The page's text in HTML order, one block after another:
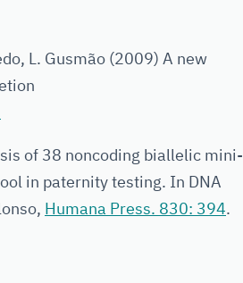
L. Gusmão (2009) A new
of 38 noncoding biallelic mini-
in paternity testing. In DNA
Humana Press. 830: 394.